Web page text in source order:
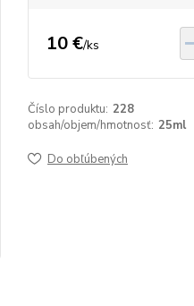
10 €/ks
Číslo produktu: 228
obsah/objem/hmotnosť: 25ml
Do obľúbených